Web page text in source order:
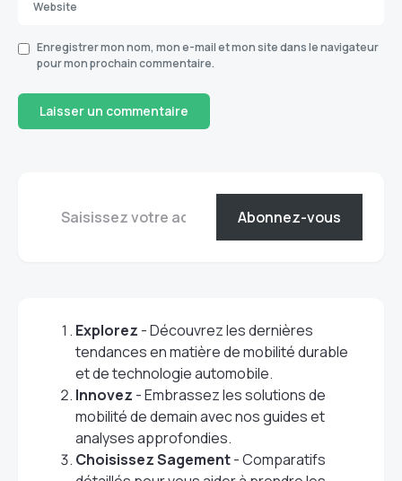
Enregistrer mon nom, mon e-mail et mon site dans le navigateur
pour mon prochain commentaire.
Abonnez-vous
Explorez - Découvrez les dernières
tendances en matière de mobilité durable
et de technologie automobile.
Innovez - Embrassez les solutions de
mobilité de demain avec nos guides et
analyses approfondies.
Choisissez Sagement- Comparatifs